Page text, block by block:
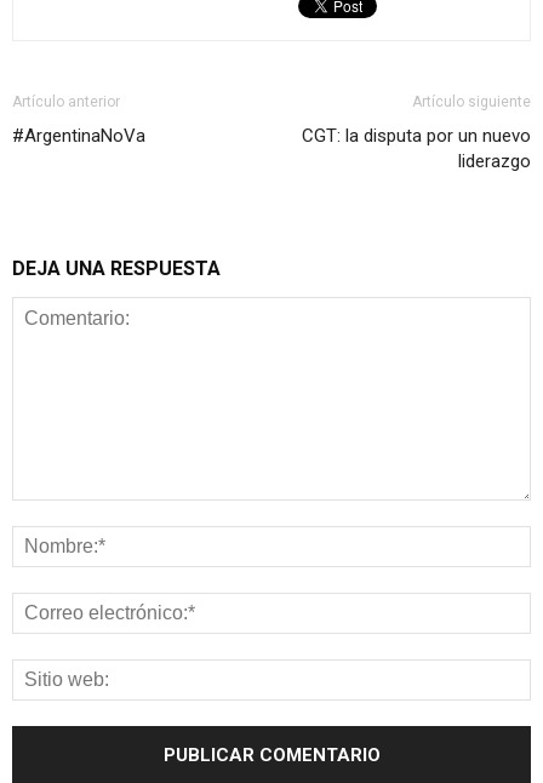
Artículo anterior
#ArgentinaNoVa
Artículo siguiente
CGT: la disputa por un nuevo
liderazgo
DEJA UNA RESPUESTA